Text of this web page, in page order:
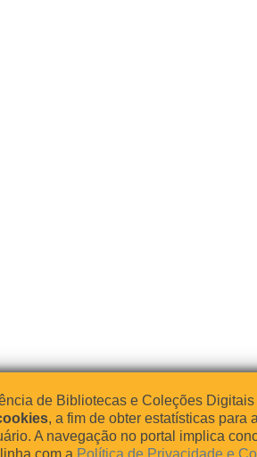
de Bibliotecas e Coleções
, a fim de obter estatísticas para
A navegação no portal implica
com a Política de Privacidade e